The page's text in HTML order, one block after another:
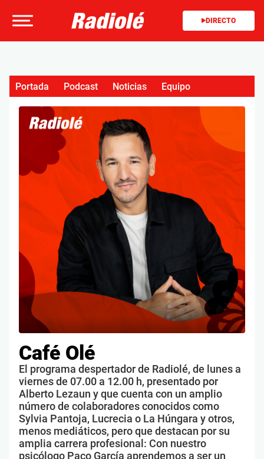
DIRECTO
Café Olé
El programa despertador de Radiolé, de lunes a
viernes de 07.00 a 12.00 h, presentado por
Alberto Lezaun y que cuenta con un amplio
número de colaboradores conocidos como
Sylvia Pantoja, Lucrecia o La Húngara y otros,
menos mediáticos, pero que destacan por su
amplia carrera profesional: Con nuestro
psicólogo Paco García aprendemos a ser un
Portada Podcast Noticias Equipo